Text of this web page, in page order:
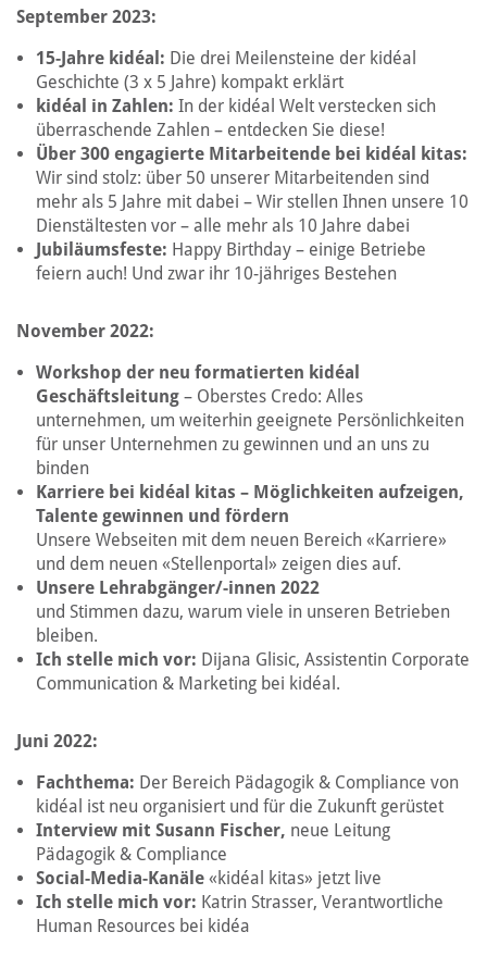
September 2023:
15-Jahre kidéal: Die drei Meilensteine der kidéal
Geschichte (3 x 5 Jahre) kompakt erklärt
kidéal in Zahlen: In der kidéal Welt verstecken sich
überraschende Zahlen – entdecken Sie diese!
Über 300 engagierte Mitarbeitende bei kidéal kitas:
Wir sind stolz: über 50 unserer Mitarbeitenden sind
mehr als 5 Jahre mit dabei – Wir stellen Ihnen unsere 10
Dienstältesten vor – alle mehr als 10 Jahre dabei
Jubiläumsfeste: Happy Birthday – einige Betriebe
feiern auch! Und zwar ihr 10-jähriges Bestehen
November 2022:
Workshop der neu formatierten kidéal
Geschäftsleitung – Oberstes Credo: Alles
unternehmen, um weiterhin geeignete Persönlichkeiten
für unser Unternehmen zu gewinnen und an uns zu
binden
Karriere bei kidéal kitas – Möglichkeiten aufzeigen,
Talente gewinnen und fördern
Unsere Webseiten mit dem neuen Bereich «Karriere»
und dem neuen «Stellenportal» zeigen dies auf.
Unsere Lehrabgänger/-innen 2022
und Stimmen dazu, warum viele in unseren Betrieben
bleiben.
Ich stelle mich vor: Dijana Glisic, Assistentin Corporate
Communication & Marketing bei kidéal.
Juni 2022:
Fachthema: Der Bereich Pädagogik & Compliance von
kidéal ist neu organisiert und für die Zukunft gerüstet
Interview mit Susann Fischer, neue Leitung
Pädagogik & Compliance
Social-Media-Kanäle «kidéal kitas» jetzt live
Ich stelle mich vor: Katrin Strasser, Verantwortliche
Human Resources bei kidéa